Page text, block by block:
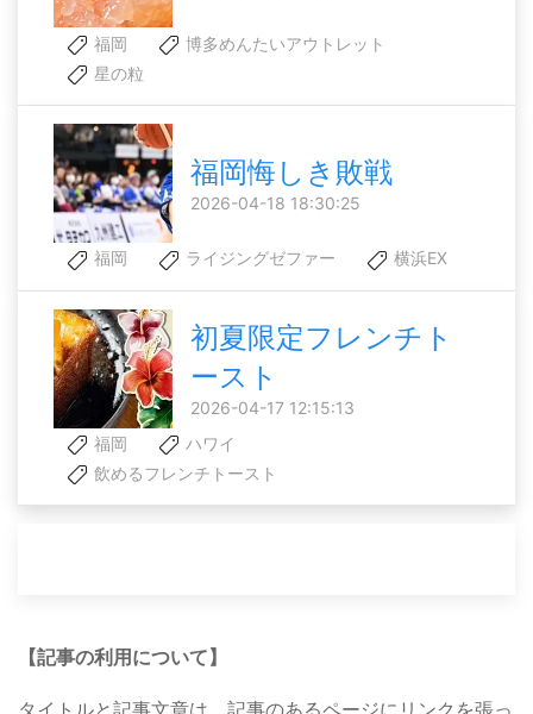
福岡
博多めんたいアウトレット
星の粒
福岡悔しき敗戦
2026-04-18 18:30:25
福岡 ライジングゼファー 横浜EX
初夏限定フレンチト
ースト
2026-04-17 12:15:13
福岡
ハワイ
飲めるフレンチトースト
【記事の利用について】
タイトルと記事文章は、記事のあるページにリンクを張っ